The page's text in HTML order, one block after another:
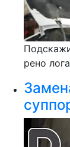
рено